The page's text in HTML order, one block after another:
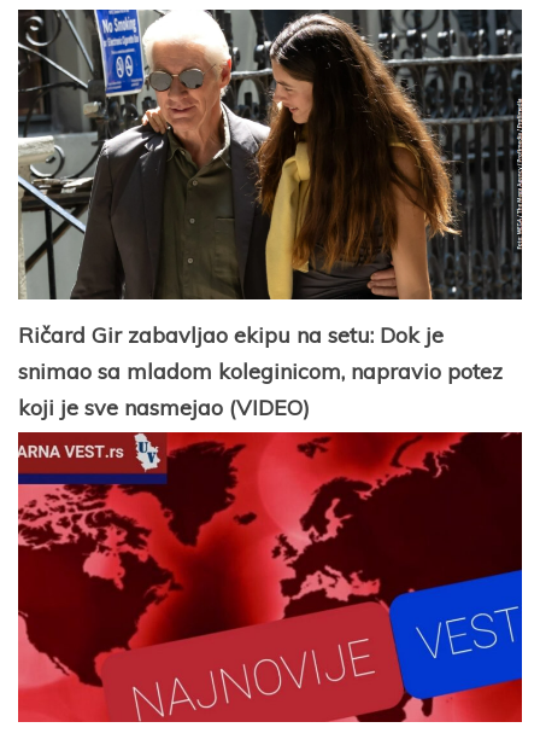
Ričard Gir zabavljao ekipu na setu: Dok je
snimao sa mladom koleginicom, napravio potez
koji je sve nasmejao (VIDEO)